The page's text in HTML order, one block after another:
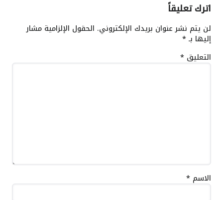
اترك تعليقاً
لن يتم نشر عنوان بريدك الإلكتروني. الحقول الإلزامية مشار
إليها بـ*
التعليق *
الاسم *